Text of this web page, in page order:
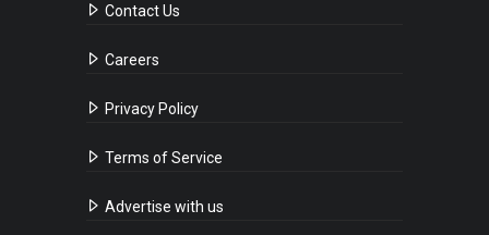
Contact Us
Careers
Privacy Policy
Terms of Service
Advertise with us